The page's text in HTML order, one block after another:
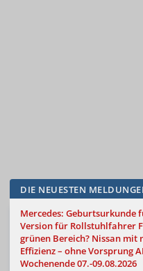
DIE NEUESTEN
Mercedes: Geburtsurkunde
Version für Rollstuhlfahrer
grünen Bereich? Nissan mit
Effizienz – ohne Vorsprung
Wochenende 07.-09.08.2026